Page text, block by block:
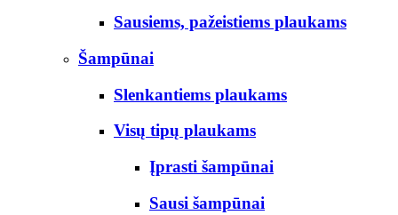
Sausiems, pažeistiems plaukams
Šampūnai
Slenkantiems plaukams
Visų tipų plaukams
Įprasti šampūnai
Sausi šampūnai